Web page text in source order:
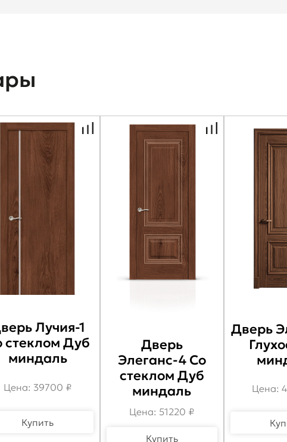
Лучия-1
стеклом Дуб
миндаль
Цена: 39700 ₽
Купить
Дверь
Элеганс-4 Со
стеклом Дуб
миндаль
Цена: 51220 ₽
Купить
Дверь
Цена: